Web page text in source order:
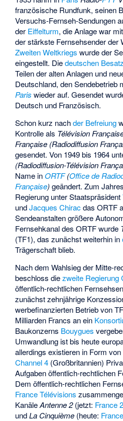
französische Rundfunk, seinen
Versuchs-Fernseh-Sendungen
der Eiffelturm, die Anlage war
der stärkste Fernsehsender der
Zweiten Weltkriegs wurde der
eingestellt. Diedeutschen
Teilen der alten Anlagen und
Deutschland, den Sendebetrieb
Paris wieder auf. Gesendet
Deutsch und Französisch.
Schon kurz nachder Befreiung
Kontrolle als Télévision
Française (Radiodiffusion
gesendet. Von 1949 bis 1964
(Radiodiffusion-Télévision
Name inORTF(Office de
Française)geändert. Zum
Regierung unter Staatspräsident
undJacques Chiracdas ORTF
Sendeanstalten größere
Fernsehkanal des ORTF wurde
(TF1), das zunächst weiterhin in
Trägerschaft blieb.
Nach dem Wahlsieg der Mitte-
beschloss diezweite Regierung
öffentlich-rechtlichen
zunächst zehnjährige
werbefinanzierten Betrieb von
Milliarden Francs an ein
Baukonzerns Bouygues
Umwandlung ist bis heute
allerdings existieren in Form von
Channel 4 (Großbritannien)
Aufgaben öffentlich-rechtlichen
Dem öffentlich-rechtlichen
France Télévisions
KanäleAntenne 2(jetzt: France
undLa Cinquième (heute: